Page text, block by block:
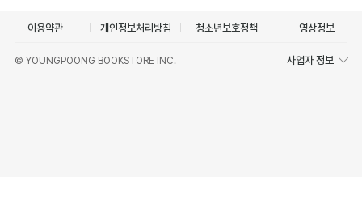
이용약관 개인정보처리방침 청소년보호정책 영상정보
© YOUNGPOONG BOOKSTORE INC. 사업자 정보